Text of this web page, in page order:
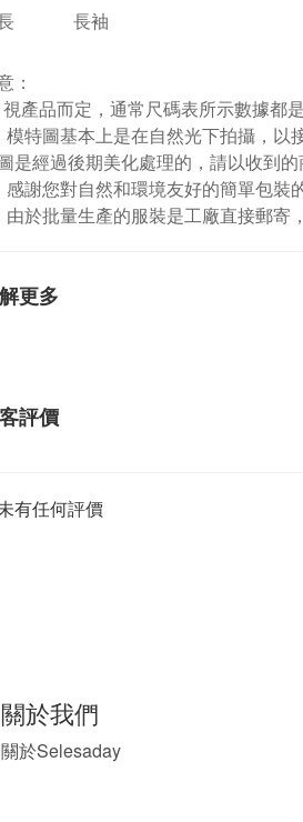
長袖
：
產品而定，通常尺碼表所示數據都
模特圖基本上是在自然光下拍攝，以
是經過後期美化處理的，請以收到的
感謝您對自然和環境友好的簡單包裝
由於批量生產的服裝是工廠直接郵寄
更多
評價
有任何評價
關於我們
關於Selesaday